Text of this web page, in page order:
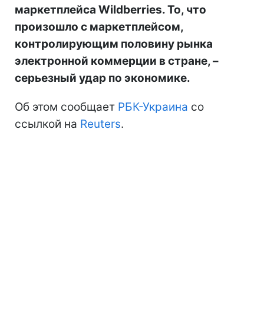
маркетплейса Wildberries. То, что
произошло с маркетплейсом,
контролирующим половину рынка
электронной коммерции в стране, –
серьезный удар по экономике.
Об этом сообщает РБК-Украина со
ссылкой на Reuters.